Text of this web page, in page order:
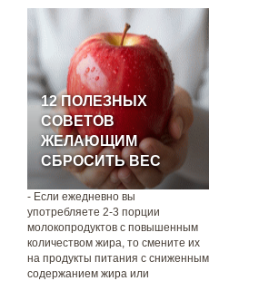
12 ПОЛЕЗНЫХ
СОВЕТОВ
ЖЕЛАЮЩИМ
СБРОСИТЬ ВЕС
- Если ежедневно вы
употребляете 2-3 порции
молокопродуктов с повышенным
количеством жира, то смените их
на продукты питания с сниженным
содержанием жира или